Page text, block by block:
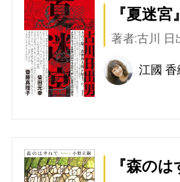
『夏迷
著者:古川 日
江國 香
『森の